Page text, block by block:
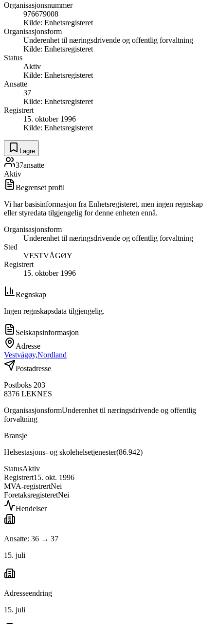
Organisasjonsnummer
976679008
Kilde: Enhetsregisteret
Organisasjonsform
Underenhet til næringsdrivende og offentlig forvaltning
Kilde: Enhetsregisteret
Status
Aktiv
Kilde: Enhetsregisteret
Ansatte
37
Kilde: Enhetsregisteret
Registrert
15. oktober 1996
Kilde: Enhetsregisteret
Lagre
37ansatte
Aktiv
Begrenset profil
Vi har basisinformasjon fra Enhetsregisteret, men ingen regnskap
eller styredata tilgjengelig for denne enheten ennå.
Organisasjonsform
Underenhet til næringsdrivende og offentlig forvaltning
Sted
VESTVÅGØY
Registrert
15. oktober 1996
Regnskap
Ingen regnskapsdata tilgjengelig.
Selskapsinformasjon
Adresse
Vestvågøy,Nordland
Postadresse
Postboks 203
8376 LEKNES
OrganisasjonsformUnderenhet til næringsdrivende og offentlig
forvaltning
Bransje
Helsestasjons- og skolehelsetjenester(86.942)
StatusAktiv
Registrert15. okt. 1996
MVA-registrertNei
ForetaksregisteretNei
Hendelser
Ansatte: 36 → 37
15. juli
Adresseendring
15. juli